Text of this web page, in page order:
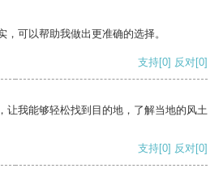
可以帮助我做出更准确的选择。
支持[0] 反对[0]
让我能够轻松找到目的地，了解当地的风土
支持[0] 反对[0]